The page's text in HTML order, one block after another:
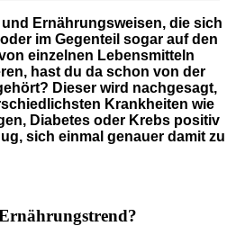
Ernährungsweisen, die sich
im Gegenteil sogar auf den
einzelnen Lebensmitteln
hast du da schon von der
Dieser wird nachgesagt,
Krankheiten wie
Diabetes oder Krebs positiv
sich einmal genauer damit zu